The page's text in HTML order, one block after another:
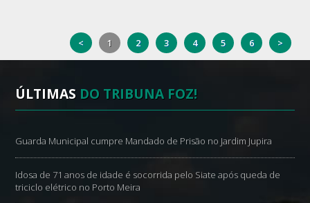
< 1 2 3 4 5 6 >
ÚLTIMAS DO TRIBUNA FOZ!
Guarda Municipal cumpre Mandado de Prisão no Jardim Jupira
Idosa de 71 anos de idade é socorrida pelo Siate após queda de
triciclo elétrico no Porto Meira